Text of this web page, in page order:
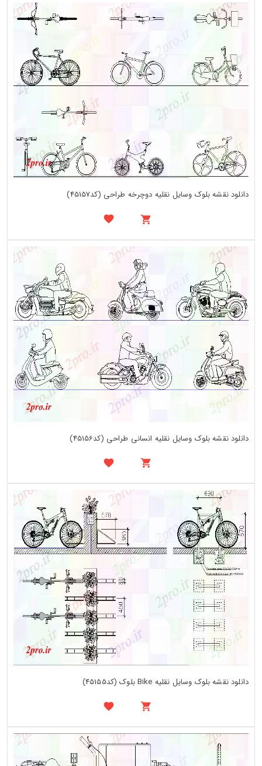
دانلود نقشه بلوک وسایل نقلیه دوچرخه طراحی (کد45157)
دانلود نقشه بلوک وسایل نقلیه انسانی طراحی (کد45156)
دانلود نقشه بلوک وسایل نقلیه Bike بلوک (کد45155)